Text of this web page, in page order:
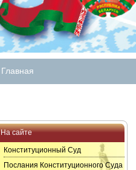
Главная
На сайте
Конституционный Суд
Послания Конституционного Суда